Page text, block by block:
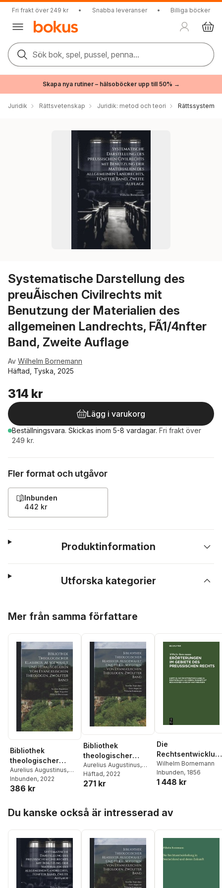
Fri frakt över 249 kr • Snabba leveranser • Billiga böcker
Sök bok, spel, pussel, penna...
Skapa nya rutiner – hälsoböcker upp till 50% →
Juridik Rättsvetenskap Juridik: metod och teori Rättssystem
Systematische Darstellung des
preuÃischen Civilrechts mit
Benutzung der Materialien des
allgemeinen Landrechts, FÃ1/4nfter
Band, Zweite Auflage
Av Wilhelm Bornemann
Häftad, Tyska, 2025
314 kr
Lägg i varukorg
Beställningsvara. Skickas inom 5-8 vardagar. Fri frakt över
249 kr.
Fler format och utgåvor
Inbunden
442 kr
Produktinformation
Utforska kategorier
Mer från samma författare
Bibliothek
theologischer
Klassiker.
Ausgewählt und
herausgegeben
Theologen,
Aurelius Augustinus,
Wilhelm Bornemann
Inbunden, 2022
386 kr
Bibliothek
theologischer
Klassiker.
Ausgewählt und
herausgegeben
Zwölfter Band
Aurelius Augustinus,
Wilhelm Bornemann
Häftad, 2022
271 kr
Die
in Deutschland
Deren Zukunft Mit
Besonderer
Wilhelm Bornemann
Inbunden, 1856
1 448 kr
Du kanske också är intresserad av